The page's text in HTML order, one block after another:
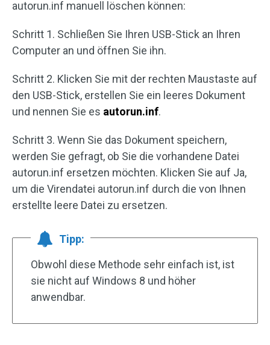
autorun.inf manuell löschen können:
Schritt 1. Schließen Sie Ihren USB-Stick an Ihren
Computer an und öffnen Sie ihn.
Schritt 2. Klicken Sie mit der rechten Maustaste auf
den USB-Stick, erstellen Sie ein leeres Dokument
und nennen Sie es autorun.inf.
Schritt 3. Wenn Sie das Dokument speichern,
werden Sie gefragt, ob Sie die vorhandene Datei
autorun.inf ersetzen möchten. Klicken Sie auf Ja,
um die Virendatei autorun.inf durch die von Ihnen
erstellte leere Datei zu ersetzen.
Tipp:
Obwohl diese Methode sehr einfach ist, ist
sie nicht auf Windows 8 und höher
anwendbar.